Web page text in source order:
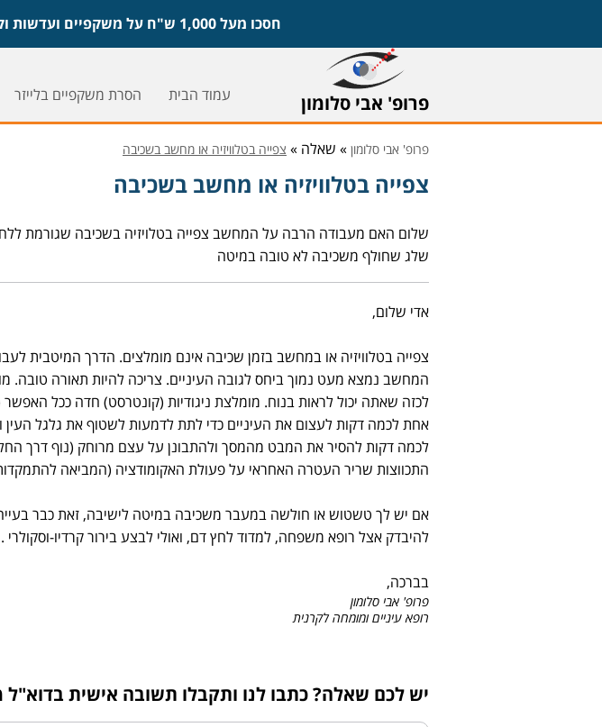
חסכו מעל 1,000 ש"ח על משקפיים ועדשות וקבעו ייעוץ חינם עם פרופ' אבי סלומון,
פרופ' אבי סלומון עמוד הבית הסרת משקפיים בלייזר
פרופ' אבי סלומון » שאלה » צפייה בטלוויזיה או מחשב בשכיבה
צפייה בטלוויזיה או מחשב בשכיבה
שלום האם מעבודה הרבה על המחשב צפייה בטלויזיה בשכיבה שגורמת
שלג שחולף משכיבה לא טובה במיטה
אדי שלום,
צפייה בטלוויזיה או במחשב בזמן שכיבה אינם מומלצים. הדרך המיטבית
המחשב נמצא מעט נמוך ביחס לגובה העיניים. צריכה להיות תאורה טובה.
לכזה שאתה יכול לראות בנוח. מומלצת ניגודיות (קונטרסט) חדה ככל
אחת לכמה דקות לעצום את העיניים כדי לתת לדמעות לשטוף את גלגל העין
לכמה דקות להסיר את המבט מהמסך ולהתבונן על עצם מרוחק (נוף דרך
התכווצות שריר העטרה האחראי על פעולת האקומודציה (המביאה
אם יש לך טשטוש או חולשה במעבר משכיבה במיטה לישיבה, זאת כבר
להיבדק אצל רופא משפחה, למדוד לחץ דם, ואולי לבצע בירור קרדיו-וסקולרי .
בברכה,
פרופ' אבי סלומון
רופא עיניים ומומחה לקרנית
יש לכם שאלה? כתבו לנו ותקבלו תשובה אישית בדוא"ל